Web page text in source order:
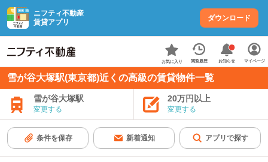
ニフティ不動産
賃貸アプリ
ダウンロード
お気に入り 閲覧履歴 お知らせ マイページ
雪が谷大塚駅(東京都)近くの高級の賃貸物件一覧
雪が谷大塚駅
変更する
20万円以上
変更する
条件を保存 新着通知 アプリで探す